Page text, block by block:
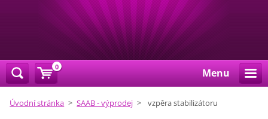
Menu
Úvodní stránka > SAAB - výprodej > vzpěra stabilizátoru
0